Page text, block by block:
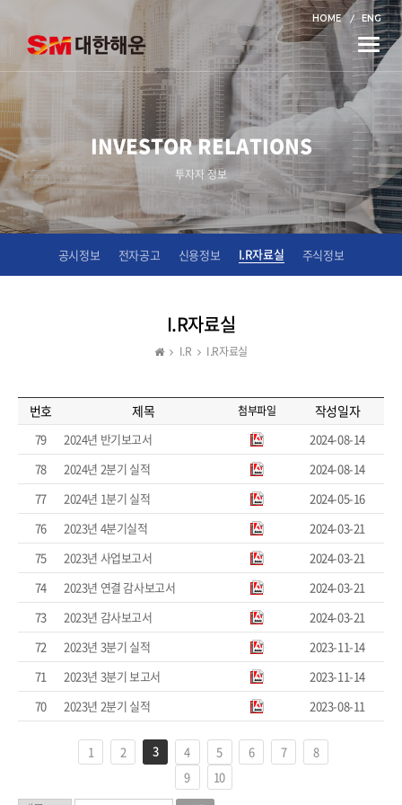
HOME ENG
Toggle
INVESTOR RELATIONS
투자자 정보
공시정보 전자공고 신용정보 I.R자료실 주식정보
I.R자료실
I.R I.R자료실
번호 제목 첨부파일 작성일자
79 2024년 반기보고서
2024-08-14
78
2024년 2분기 실적
2024-08-14
77
2024년 1분기 실적
2024-05-16
76
2023년 4분기실적
2024-03-21
75
2023년 사업보고서
2024-03-21
74
2023년 연결 감사보고서
2024-03-21
73
2023년 감사보고서
2024-03-21
72
2023년 3분기 실적
2023-11-14
71
2023년 3분기 보고서
2023-11-14
70
2023년 2분기 실적 2023-08-11
1 2 3 4 5 6 7
8
9
10